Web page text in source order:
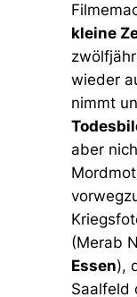
kleine
wieder
nimmt
aber
(Merab
Essen),
Saalfeld